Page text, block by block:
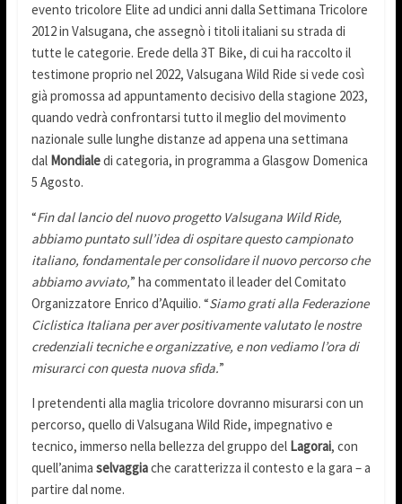
evento tricolore Elite ad undici anni dalla Settimana Tricolore
2012 in Valsugana, che assegnò i titoli italiani su strada di
tutte le categorie. Erede della 3T Bike, di cui ha raccolto il
testimone proprio nel 2022, Valsugana Wild Ride si vede così
già promossa ad appuntamento decisivo della stagione 2023,
quando vedrà confrontarsi tutto il meglio del movimento
nazionale sulle lunghe distanze ad appena una settimana
dal Mondialedi categoria, in programma a Glasgow Domenica
5 Agosto.
“Fin dal lancio del nuovo progetto Valsugana Wild Ride,
abbiamo puntato sull’idea di ospitare questo campionato
italiano, fondamentale per consolidare il nuovo percorso che
abbiamo avviato,” ha commentato il leader del Comitato
Organizzatore Enrico d’Aquilio. “Siamo grati alla Federazione
Ciclistica Italiana per aver positivamente valutato le nostre
credenziali tecniche e organizzative, e non vediamo l’ora di
misurarci con questa nuova sfida.”
I pretendenti alla maglia tricolore dovranno misurarsi con un
percorso, quello di Valsugana Wild Ride, impegnativo e
tecnico, immerso nella bellezza del gruppo del Lagorai, con
quell’anima selvaggiache caratterizza il contesto e la gara – a
partire dal nome.